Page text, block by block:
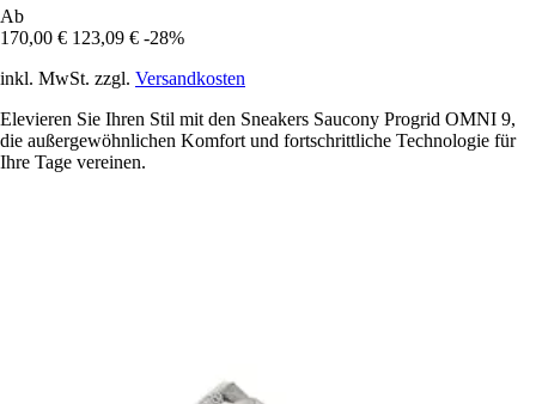
Ab
170,00 € 123,09 € -28%
inkl. MwSt. zzgl. Versandkosten
Elevieren Sie Ihren Stil mit den Sneakers Saucony Progrid OMNI 9,
die außergewöhnlichen Komfort und fortschrittliche Technologie für
Ihre Tage vereinen.